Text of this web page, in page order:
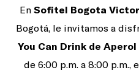
En Sofitel Bogota
Bogotá, le invitamos a
You Can Drink de Aperol
de 6:00 p.m. a 8:00 p.m.,